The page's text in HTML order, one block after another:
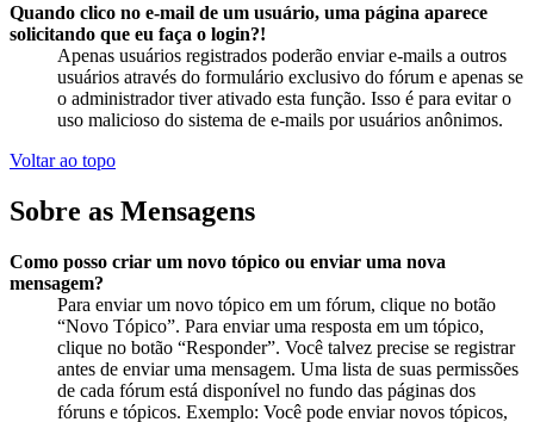
Quando clico no e-mail de um usuário, uma página aparece
solicitando que eu faça o login?!
Apenas usuários registrados poderão enviar e-mails a outros
usuários através do formulário exclusivo do fórum e apenas se
o administrador tiver ativado esta função. Isso é para evitar o
uso malicioso do sistema de e-mails por usuários anônimos.
Voltar ao topo
Sobre as Mensagens
Como posso criar um novo tópico ou enviar uma nova
mensagem?
Para enviar um novo tópico em um fórum, clique no botão
“Novo Tópico”. Para enviar uma resposta em um tópico,
clique no botão “Responder”. Você talvez precise se registrar
antes de enviar uma mensagem. Uma lista de suas permissões
de cada fórum está disponível no fundo das páginas dos
fóruns e tópicos. Exemplo: Você pode enviar novos tópicos,